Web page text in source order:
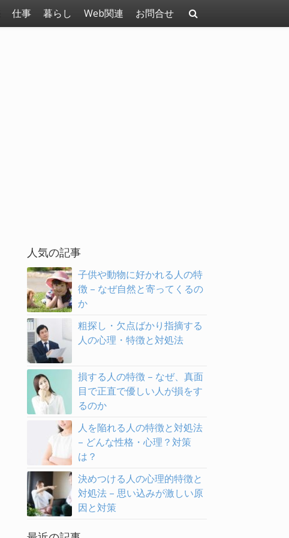
仕事 暮らし Web関連 お問合せ
人気の記事
子供や動物に好かれる人の特
徴 – なぜ自然と寄ってくるの
か
粗探し・欠点ばかり指摘する
人の心理・特徴と対処法
損する人の特徴 – なぜ、真面
目で正直で優しい人が損をす
るのか
人を陥れる人の特徴と対処法
– どんな性格・心理？対策
は？
決めつける人の心理的特徴と
対処法 – 思い込みが激しい原
因と対策